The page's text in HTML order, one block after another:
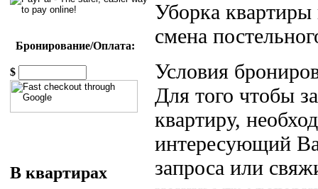
Бронирование/Оплата:
$
В квартирах
Уборка квартиры
смена
Условия
Для того чтобы
квартиру,
интересующий
запроса или